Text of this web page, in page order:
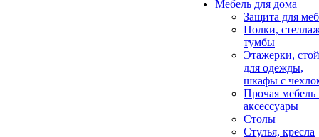
Мебель для дома
Защита для
Полки,
тумбы
Этажерки,
для одежды,
шкафы с
Прочая мебель
аксессуары
Столы
Стулья, кресла